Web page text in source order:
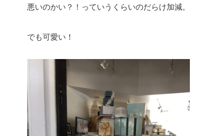
悪いのかい？！っていうくらいのだらけ加減。
でも可愛い！